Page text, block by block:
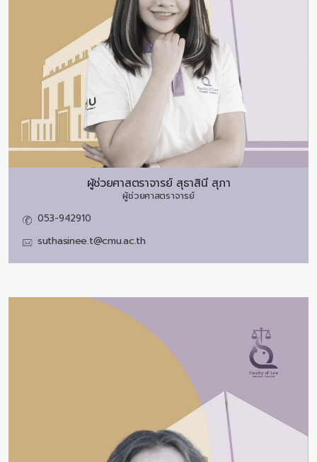
ผู้ช่วยศาสตราจารย์ สุธาสินี สุภา
ผู้ช่วยศาสตราจารย์
053-942910
suthasinee.t@cmu.ac.th